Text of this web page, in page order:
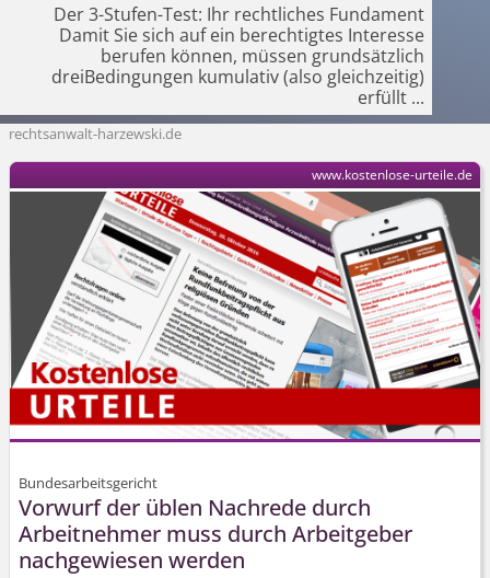
Der 3-Stufen-Test: Ihr rechtliches Fundament
Damit Sie sich auf ein berechtigtes Interesse
berufen können, müssen grundsätzlich
dreiBedingungen kumulativ (also gleichzeitig)
erfüllt ...
rechtsanwalt-harzewski.de
Bundesarbeitsgericht
Vorwurf der üblen Nachrede durch
Arbeitnehmer muss durch Arbeitgeber
nachgewiesen werden
www.kostenlose-urteile.de